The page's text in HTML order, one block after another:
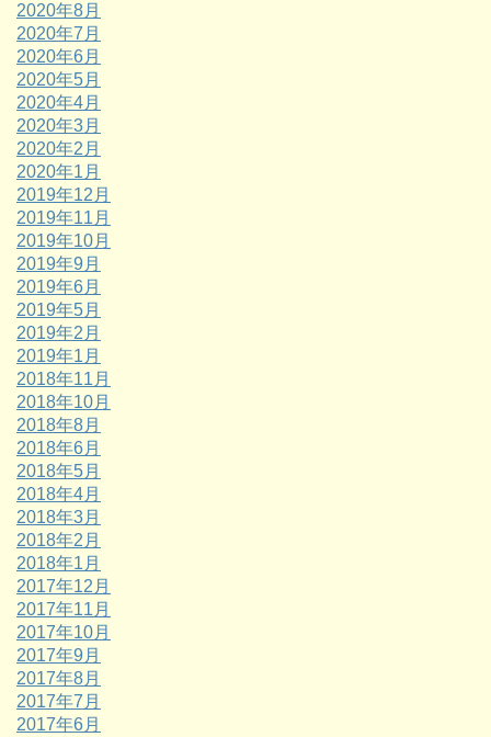
2020年8月
2020年7月
2020年6月
2020年5月
2020年4月
2020年3月
2020年2月
2020年1月
2019年12月
2019年11月
2019年10月
2019年9月
2019年6月
2019年5月
2019年2月
2019年1月
2018年11月
2018年10月
2018年8月
2018年6月
2018年5月
2018年4月
2018年3月
2018年2月
2018年1月
2017年12月
2017年11月
2017年10月
2017年9月
2017年8月
2017年7月
2017年6月